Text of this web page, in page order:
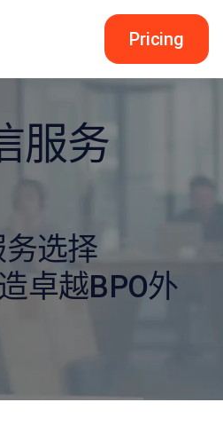
Pricing
服务
选择
卓越BPO外